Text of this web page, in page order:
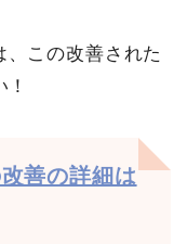
この改善された
善の詳細は